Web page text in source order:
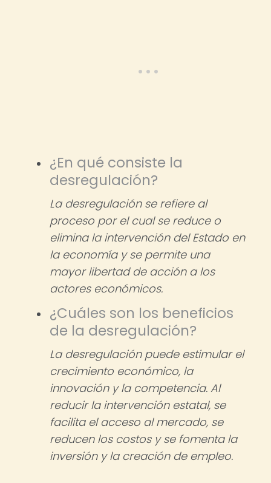
¿En qué consiste la
desregulación?
La desregulación se refiere al
proceso por el cual se reduce o
elimina la intervención del Estado en
la economía y se permite una
mayor libertad de acción a los
actores económicos.
¿Cuáles son los beneficios
de la desregulación?
La desregulación puede estimular el
crecimiento económico, la
innovación y la competencia. Al
reducir la intervención estatal, se
facilita el acceso al mercado, se
reducen los costos y se fomenta la
inversión y la creación de empleo.